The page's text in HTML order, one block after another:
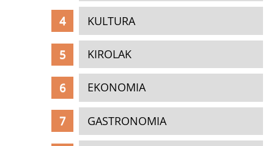
KULTURA
KIROLAK
EKONOMIA
GASTRONOMIA